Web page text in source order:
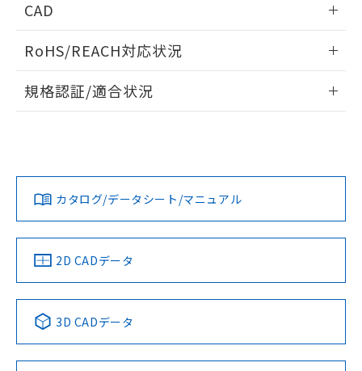
CAD
ドすることができます。
ログイン/会員登録
ダウンロードデータをご利用いただく前に、以下を必ずお読
みください。
ソフトウェアの使用条件
RoHS/REACH対応状況
EU RoHS 注意事項・凡例
対応済み
中国 RoHS 注意事項・凡例
Pb Hg Cd Cr(VI)
規格認証/適合状況
LR型式承認
（イギリス
船舶規格）
DNV型式承認
（ノルウェー
BV型式承認
（フランス
KR型式
（韓国
No No No No
この製品の規格認証/適合状況ページへ
その他の認証はこちらのページからご検索ください
カタログ/データシート/マニュアル
2D CADデータ
3D CADデータ
既に当社にて対応品への在庫切替を完了
していることから、特段のことがない限
り、2022年1月12日より割愛しておりま
す。